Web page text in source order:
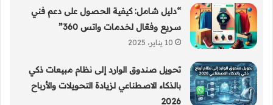
“دليل شامل: كيفية الحصول على دعم فني
سريع وفعّال لخدمات واتس 360”
10 يناير، 2025
تحويل صندوق الوارد إلى نظام مبيعات ذكي
بالذكاء الاصطناعي لزيادة التحويلات والأرباح
2026